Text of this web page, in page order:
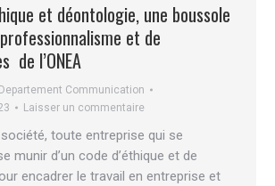
et déontologie, une boussole
et de
de l’ONEA
Departement Communication
Laisser un commentaire
société, toute entreprise qui se
munir d’un code d’éthique et de
encadrer le travail en entreprise et